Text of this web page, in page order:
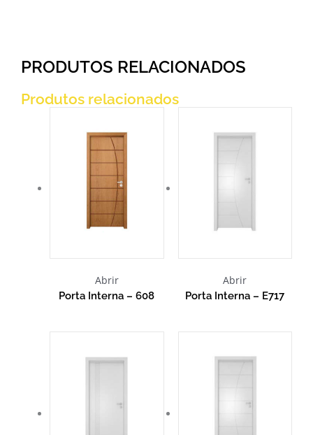
PRODUTOS RELACIONADOS
Produtos relacionados
Abrir
Porta Interna – 608
Abrir
Porta Interna – E717